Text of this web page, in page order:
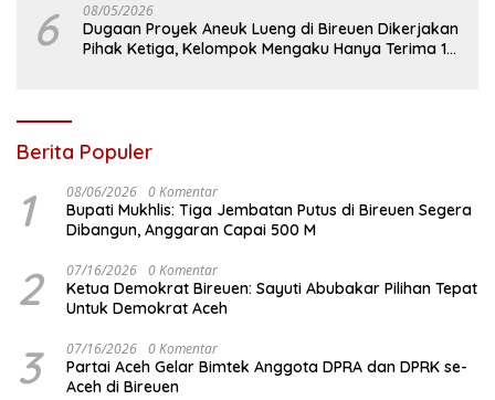
6 08/05/2026
Dugaan Proyek Aneuk Lueng di Bireuen Dikerjakan
Pihak Ketiga, Kelompok Mengaku Hanya Terima 10
Berita Populer
1 08/06/2026 0 Komentar
Bupati Mukhlis: Tiga Jembatan Putus di Bireuen Segera
Dibangun, Anggaran Capai 500 M
2 07/16/2026 0 Komentar
Ketua Demokrat Bireuen: Sayuti Abubakar Pilihan Tepat
Untuk Demokrat Aceh
3 07/16/2026 0 Komentar
Partai Aceh Gelar Bimtek Anggota DPRA dan DPRK se-
Aceh di Bireuen